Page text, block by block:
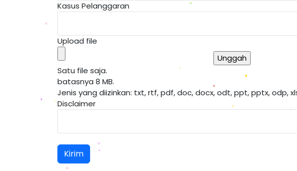
Kasus Pelanggaran
Upload file
Satu file saja.
batasnya 8 MB.
Jenis yang diizinkan: txt, rtf, pdf, doc, docx, odt, ppt, pptx, odp,
Disclaimer